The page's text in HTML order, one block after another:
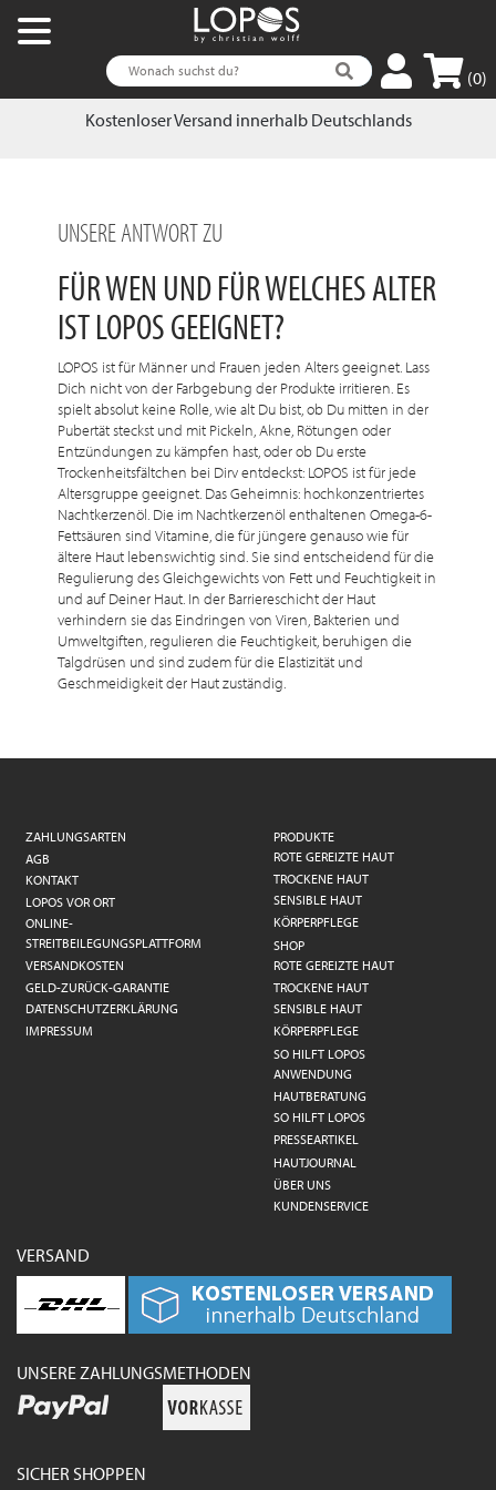
(0)
Kostenloser Versand innerhalb Deutschlands
UNSERE ANTWORT ZU
FÜR WEN UND FÜR WELCHES ALTER
IST LOPOS GEEIGNET?
LOPOS ist für Männer und Frauen jeden Alters geeignet. Lass
Dich nicht von der Farbgebung der Produkte irritieren. Es
spielt absolut keine Rolle, wie alt Du bist, ob Du mitten in der
Pubertät steckst und mit Pickeln, Akne, Rötungen oder
Entzündungen zu kämpfen hast, oder ob Du erste
Trockenheitsfältchen bei Dirv entdeckst: LOPOS ist für jede
Altersgruppe geeignet. Das Geheimnis: hochkonzentriertes
Nachtkerzenöl. Die im Nachtkerzenöl enthaltenen Omega-6-
Fettsäuren sind Vitamine, die für jüngere genauso wie für
ältere Haut lebenswichtig sind. Sie sind entscheidend für die
Regulierung des Gleichgewichts von Fett und Feuchtigkeit in
und auf Deiner Haut. In der Barriereschicht der Haut
verhindern sie das Eindringen von Viren, Bakterien und
Umweltgiften, regulieren die Feuchtigkeit, beruhigen die
Talgdrüsen und sind zudem für die Elastizität und
Geschmeidigkeit der Haut zuständig.
ZAHLUNGSARTEN
AGB
KONTAKT
LOPOS VOR ORT
ONLINE-
STREITBEILEGUNGSPLATTFORM
VERSANDKOSTEN
GELD-ZURÜCK-GARANTIE
DATENSCHUTZERKLÄRUNG
IMPRESSUM
PRODUKTE
ROTE GEREIZTE HAUT
TROCKENE HAUT
SENSIBLE HAUT
KÖRPERPFLEGE
SHOP
ROTE GEREIZTE HAUT
TROCKENE HAUT
SENSIBLE HAUT
KÖRPERPFLEGE
SO HILFT LOPOS
ANWENDUNG
HAUTBERATUNG
SO HILFT LOPOS
PRESSEARTIKEL
HAUTJOURNAL
ÜBER UNS
KUNDENSERVICE
VERSAND
UNSERE ZAHLUNGSMETHODEN
SICHER SHOPPEN